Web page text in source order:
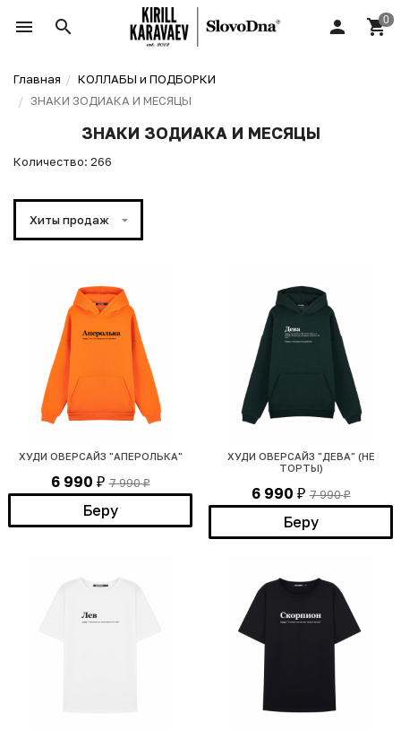
Главная
КОЛЛАБЫ и ПОДБОРКИ
ЗНАКИ ЗОДИАКА И МЕСЯЦЫ
ЗНАКИ ЗОДИАКА И МЕСЯЦЫ
Количество: 266
Хиты продаж
ХУДИ ОВЕРСАЙЗ "АПЕРОЛЬКА"
6 990 ₽ 7 990₽
Беру
ХУДИ ОВЕРСАЙЗ "ДЕВА" (НЕ
ТОРТЫ)
6 990 ₽ 7 990₽
Беру